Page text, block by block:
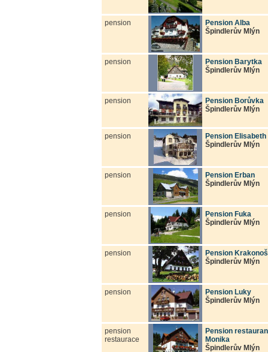
pension
Pension Alba
Špindlerův Mlýn
pension
Pension Barytka
Špindlerův Mlýn
pension
Pension Borůvka
Špindlerův Mlýn
pension
Pension Elisabeth
Špindlerův Mlýn
pension
Pension Erban
Špindlerův Mlýn
pension
Pension Fuka
Špindlerův Mlýn
pension
Pension Krakonoš
Špindlerův Mlýn
pension
Pension Luky
Špindlerův Mlýn
pension
restaurace
Pension
Monika
Špindlerův Mlýn